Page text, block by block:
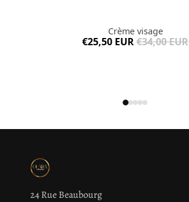
Crème visage
€25,50 EUR€34,00 EUR
24 Rue Beaubourg